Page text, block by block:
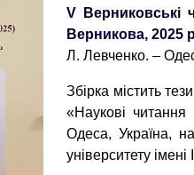
V Верниковські
Верникова, 2025
Л. Левченко. –
Збірка містить
«Наукові
Одеса, Україна, на
університету імені